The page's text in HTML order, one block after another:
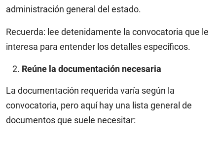
administración general del estado.
Recuerda: lee detenidamente la convocatoria que le
interesa para entender los detalles específicos.
Reúne la documentación necesaria
La documentación requerida varía según la
convocatoria, pero aquí hay una lista general de
documentos que suele necesitar: